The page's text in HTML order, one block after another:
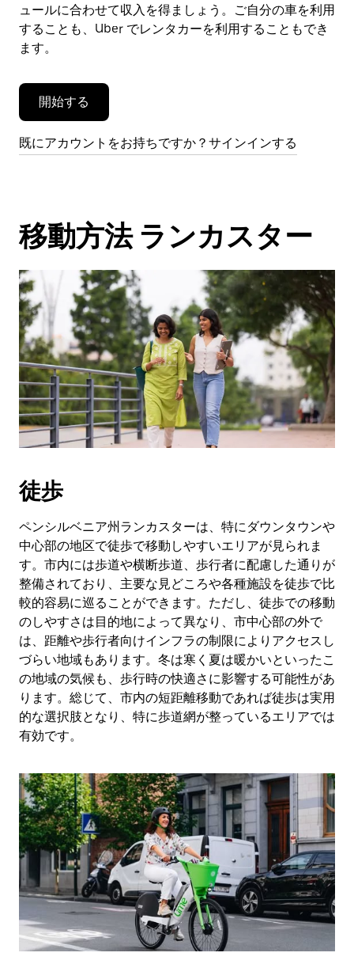
閉
じ
ま
す。
ュールに合わせて収入を得ましょう。ご自分の車を利用
することも、Uber でレンタカーを利用することもでき
ます。
開始する
既にアカウントをお持ちですか？サインインする
移動方法 ランカスター
徒歩
ペンシルベニア州ランカスターは、特にダウンタウンや
中心部の地区で徒歩で移動しやすいエリアが見られま
す。市内には歩道や横断歩道、歩行者に配慮した通りが
整備されており、主要な見どころや各種施設を徒歩で比
較的容易に巡ることができます。ただし、徒歩での移動
のしやすさは目的地によって異なり、市中心部の外で
は、距離や歩行者向けインフラの制限によりアクセスし
づらい地域もあります。冬は寒く夏は暖かいといったこ
の地域の気候も、歩行時の快適さに影響する可能性があ
ります。総じて、市内の短距離移動であれば徒歩は実用
的な選択肢となり、特に歩道網が整っているエリアでは
有効です。